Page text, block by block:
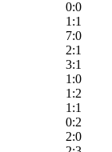
0:0
1:1
7:0
2:1
3:1
1:0
1:2
1:1
0:2
2:0